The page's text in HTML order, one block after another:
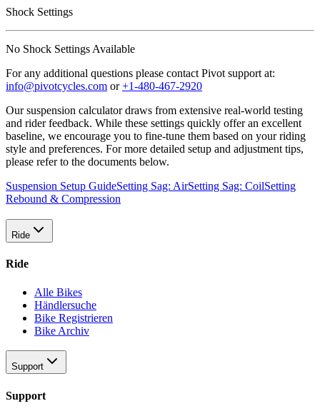
Shock Settings
No Shock Settings Available
For any additional questions please contact Pivot support at:
info@pivotcycles.com or +1-480-467-2920
Our suspension calculator draws from extensive real-world testing
and rider feedback. While these settings quickly offer an excellent
baseline, we encourage you to fine-tune them based on your riding
style and preferences. For more detailed setup and adjustment tips,
please refer to the documents below.
Suspension Setup GuideSetting Sag: AirSetting Sag: CoilSetting
Rebound & Compression
Ride
Ride
Alle Bikes
Händlersuche
Bike Registrieren
Bike Archiv
Support
Support